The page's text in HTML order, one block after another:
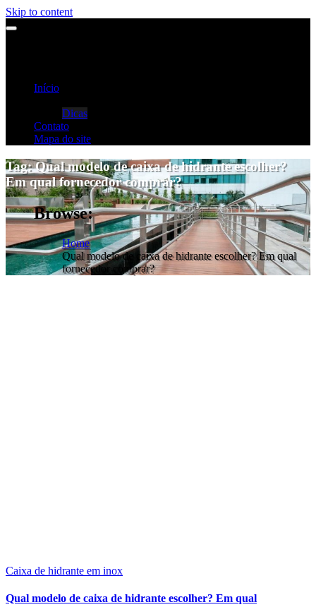
Skip to content
Início
Dicas
Contato
Mapa do site
Tag:Qual modelo de caixa de hidrante escolher?
Em qual fornecedor comprar?
Browse:
Home
Qual modelo de caixa de hidrante escolher? Em qual
fornecedor comprar?
Caixa de hidrante em inox
Qual modelo de caixa de hidrante escolher? Em qual